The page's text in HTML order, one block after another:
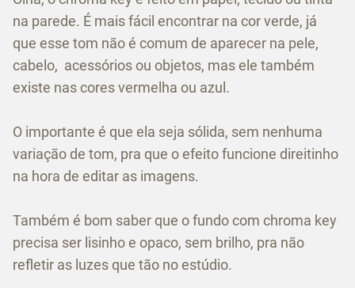
na parede. É mais fácil encontrar na cor verde, já
que esse tom não é comum de aparecer na pele,
cabelo, acessórios ou objetos, mas ele também
existe nas cores vermelha ou azul.
O importante é que ela seja sólida, sem nenhuma
variação de tom, pra que o efeito funcione direitinho
na hora de editar as imagens.
Também é bom saber que o fundo com chroma key
precisa ser lisinho e opaco, sem brilho, pra não
refletir as luzes que tão no estúdio.